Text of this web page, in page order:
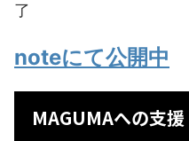
了
noteにて公開中
MAGUMAへの支援